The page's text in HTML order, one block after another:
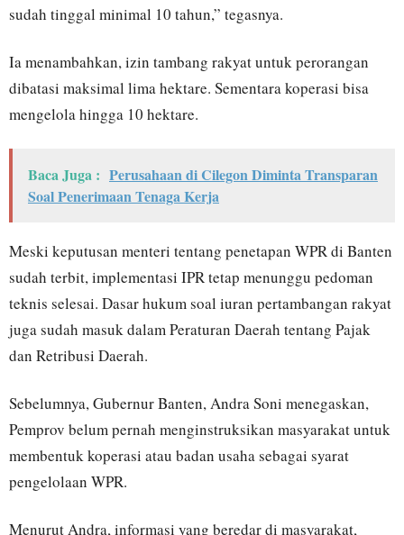
sudah tinggal minimal 10 tahun,” tegasnya.
Ia menambahkan, izin tambang rakyat untuk perorangan
dibatasi maksimal lima hektare. Sementara koperasi bisa
mengelola hingga 10 hektare.
Baca Juga : Perusahaan di Cilegon Diminta Transparan
Soal Penerimaan Tenaga Kerja
Meski keputusan menteri tentang penetapan WPR di Banten
sudah terbit, implementasi IPR tetap menunggu pedoman
teknis selesai. Dasar hukum soal iuran pertambangan rakyat
juga sudah masuk dalam Peraturan Daerah tentang Pajak
dan Retribusi Daerah.
Sebelumnya, Gubernur Banten, Andra Soni menegaskan,
Pemprov belum pernah menginstruksikan masyarakat untuk
membentuk koperasi atau badan usaha sebagai syarat
pengelolaan WPR.
Menurut Andra, informasi yang beredar di masyarakat,